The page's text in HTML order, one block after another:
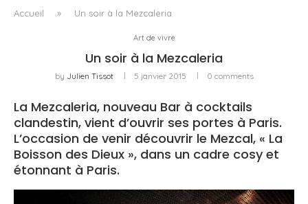
Accueil » Un soir à la Mezcaleria
Art de vivre
Un soir à la Mezcaleria
by Julien Tissot 5 janvier 2015 0 comments
La Mezcaleria, nouveau Bar à cocktails
clandestin, vient d’ouvrir ses portes à Paris.
L’occasion de venir découvrir le Mezcal, « La
Boisson des Dieux », dans un cadre cosy et
étonnant à Paris.